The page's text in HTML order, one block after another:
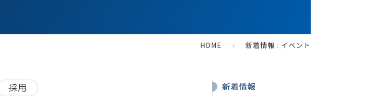
HOME 新着情報 : イベント
採用 新着情報